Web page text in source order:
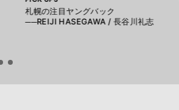
札幌の注目ヤングバック
──REIJI HASEGAWA / 長谷川礼志